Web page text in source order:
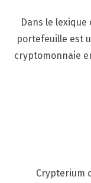
Dans le
portefeuille est
cryptomonnaie
Crypterium